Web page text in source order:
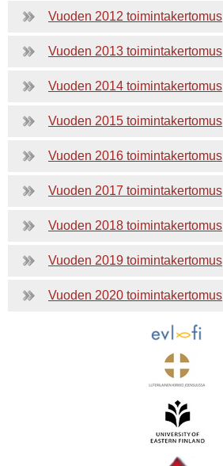
Vuoden 2012 toimintakertomus
Vuoden 2013 toimintakertomus
Vuoden 2014 toimintakertomus
Vuoden 2015 toimintakertomus
Vuoden 2016 toimintakertomus
Vuoden 2017 toimintakertomus
Vuoden 2018 toimintakertomus
Vuoden 2019 toimintakertomus
Vuoden 2020 toimintakertomus